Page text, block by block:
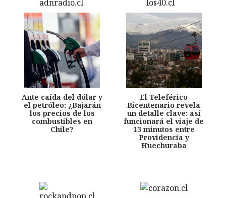
Ante caída del dólar y
el petróleo: ¿Bajarán
los precios de los
combustibles en
Chile?
El Teleférico
Bicentenario revela
un detalle clave: así
funcionará el viaje de
13 minutos entre
Providencia y
Huechuraba